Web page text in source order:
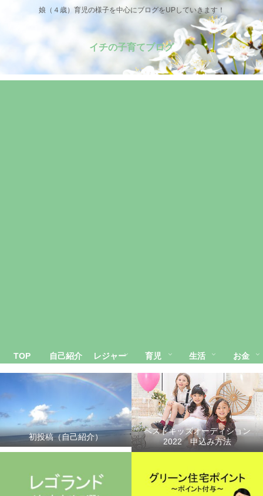
娘（４歳）育児の様子を中心にブログをUPしていきます！
イチの子育てブログ
TOP 自己紹介 レジャー 育児 生活 お金
初投稿（自己紹介）
ベストキッズオーディション
2022 申込み方法